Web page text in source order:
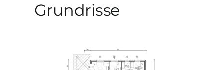
Grundrisse